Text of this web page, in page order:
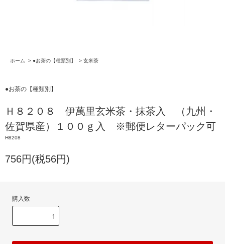
ホーム > ●お茶の【種類別】 > 玄米茶
●お茶の【種類別】
Ｈ８２０８ 伊萬里玄米茶・抹茶入 （九州・
佐賀県産）１００ｇ入 ※郵便レターパック可
H8208
756円(税56円)
購入数